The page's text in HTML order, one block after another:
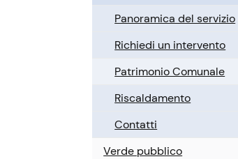
Panoramica del servizio
Richiedi un intervento
Patrimonio Comunale
Riscaldamento
Contatti
Verde pubblico